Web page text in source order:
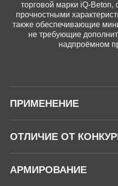
торговой марки iQ-
прочностными
также обеспечивающие
не требующие
надпроёмном
ПРИМЕНЕНИЕ
ОТЛИЧИЕ ОТ
АРМИРОВАНИЕ